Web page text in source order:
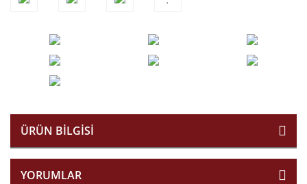
ÜRÜN BILGISI
YORUMLAR